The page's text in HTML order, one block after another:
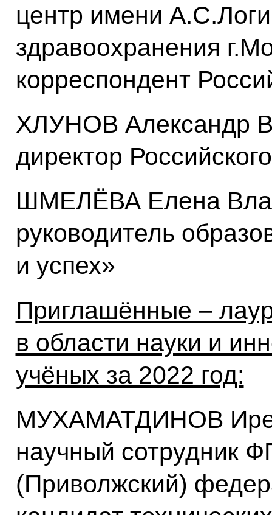
центр имени
здравоохранения
корреспондент
ХЛУНОВ Александр
директор
ШМЕЛЁВА Елена
руководитель
и успех»
Приглашённые –
в области науки и
учёных за 2022 год:
МУХАМАТДИНОВ
научный сотрудник
(Приволжский)